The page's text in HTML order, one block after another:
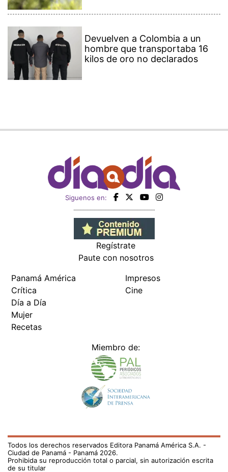
Devuelven a Colombia a un
hombre que transportaba 16
kilos de oro no declarados
Siguenos en:
Regístrate
Paute con nosotros
Panamá América
Crítica
Día a Día
Mujer
Recetas
Impresos
Cine
Miembro de:
Todos los derechos reservados Editora Panamá América S.A. -
Ciudad de Panamá - Panamá 2026.
Prohibida su reproducción total o parcial, sin autorización escrita
de su titular